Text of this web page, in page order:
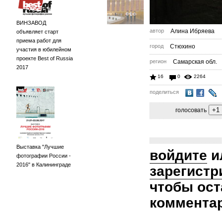
ВИНЗАВОД
объявляет старт
приема работ для
участия в юбилейном
проекте Best of Russia
2017
Выставка "Лучшие
фотографии России -
2016" в Калининграде
автор Алина Ибряева
город Стюхино
регион Самарская обл.
16 0 2264
поделиться
голосовать
войдите
чтобы